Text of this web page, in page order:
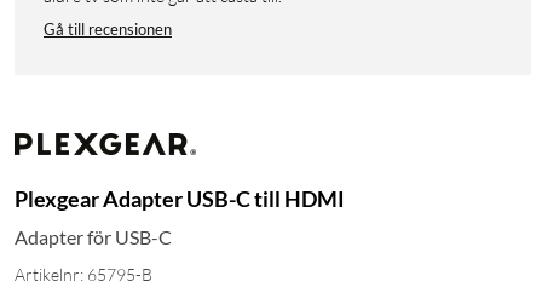
Gå till recensionen
Plexgear Adapter USB-C till HDMI
Adapter för USB-C
Artikelnr: 65795-B